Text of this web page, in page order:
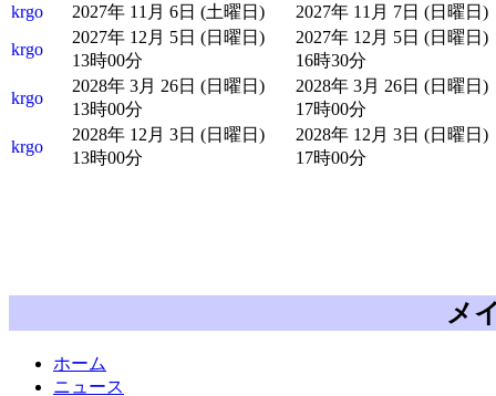
krgo
2027年 11月 6日 (土曜日)
2027年 11月 7日 (日曜日)
krgo
2027年 12月 5日 (日曜日)
13時00分
2027年 12月 5日 (日曜日)
16時30分
krgo
2028年 3月 26日 (日曜日)
13時00分
2028年 3月 26日 (日曜日)
17時00分
krgo
2028年 12月 3日 (日曜日)
13時00分
2028年 12月 3日 (日曜日)
17時00分
メ
ホーム
ニュース